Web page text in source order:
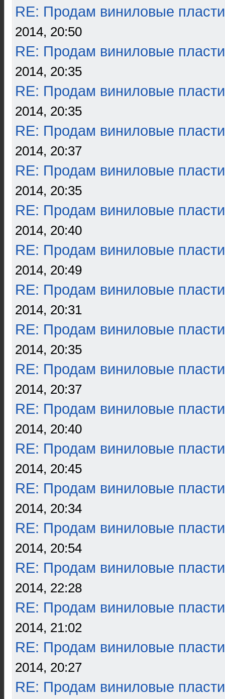
RE: Продам виниловые
2014, 20:50
RE: Продам виниловые
2014, 20:35
RE: Продам виниловые
2014, 20:35
RE: Продам виниловые
2014, 20:37
RE: Продам виниловые
2014, 20:35
RE: Продам виниловые
2014, 20:40
RE: Продам виниловые
2014, 20:49
RE: Продам виниловые
2014, 20:31
RE: Продам виниловые
2014, 20:35
RE: Продам виниловые
2014, 20:37
RE: Продам виниловые
2014, 20:40
RE: Продам виниловые
2014, 20:45
RE: Продам виниловые
2014, 20:34
RE: Продам виниловые
2014, 20:54
RE: Продам виниловые
2014, 22:28
RE: Продам виниловые
2014, 21:02
RE: Продам виниловые
2014, 20:27
RE: Продам виниловые